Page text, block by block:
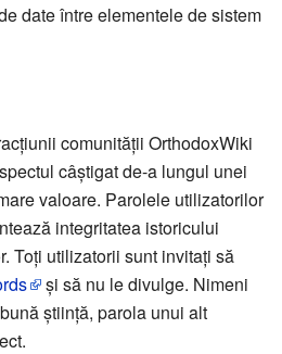
date între elementele de sistem
comunității OrthodoxWiki
câștigat de-a lungul unei
valoare. Parolele utilizatorilor
integritatea istoricului
Toți utilizatorii sunt invitați să
și să nu le divulge. Nimeni
știință, parola unui alt